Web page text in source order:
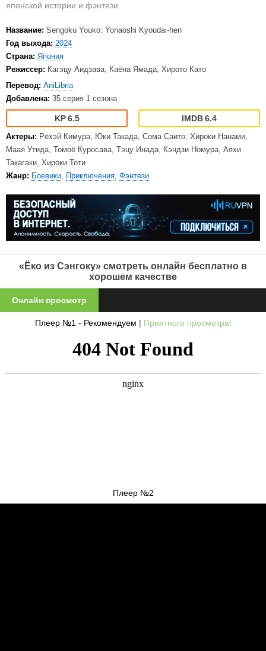
японской истории и фэнтези.
Название: Sengoku Youko: Yonaoshi Kyoudai-hen
Год выхода: 2024
Страна: Япония
Режиссер: Кагэцу Аидзава, Каёна Ямада, Хирото Като
Перевод: AniLibria
Добавлена: 35 серия 1 сезона
6.5 6.4
Актеры: Рёхэй Кимура, Юки Такада, Сома Саито, Хироки Нанами,
Маая Утида, Томоё Куросава, Тэцу Инада, Кэндзи Номура, Аяхи
Такагаки, Хироки Тоти
Жанр: Боевики, Приключения, Фэнтези
«Ёко из Сэнгоку» смотреть онлайн бесплатно в
хорошем качестве
Онлайн просмотр
Плеер №1 - Рекомендуем | Приятного просмотра!
Плеер №2